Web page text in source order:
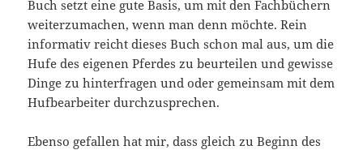
Buch setzt eine gute Basis, um mit den Fachbüchern
weiterzumachen, wenn man denn möchte. Rein
informativ reicht dieses Buch schon mal aus, um die
Hufe des eigenen Pferdes zu beurteilen und gewisse
Dinge zu hinterfragen und oder gemeinsam mit dem
Hufbearbeiter durchzusprechen.
Ebenso gefallen hat mir, dass gleich zu Beginn des